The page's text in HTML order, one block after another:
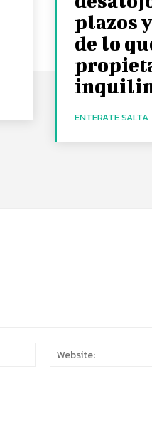
plazos
de lo
ENTERATE SALTA
Email:*